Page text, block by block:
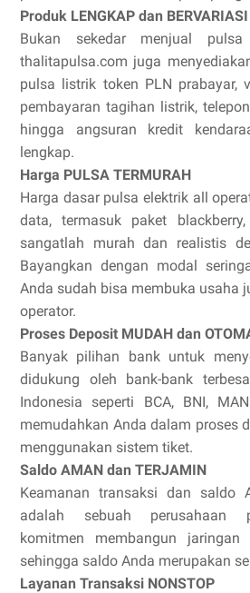
Produk LENGKAP dan BERVARIASI
Bukan sekedar menjual
thalitapulsa.com juga
pulsa listrik token PLN prabayar,
pembayaran tagihan listrik,
hingga angsuran kredit
lengkap.
Harga PULSA TERMURAH
Harga dasar pulsa elektrik all
data, termasuk paket
sangatlah murah dan realistis
Bayangkan dengan modal
Anda sudah bisa membuka usaha
operator.
Proses Deposit MUDAH dan
Banyak pilihan bank untuk
didukung oleh bank-bank
Indonesia seperti BCA, BNI,
memudahkan Anda dalam proses
menggunakan sistem tiket.
Saldo AMAN dan TERJAMIN
Keamanan transaksi dan saldo
adalah sebuah perusahaan
komitmen membangun jaringan
sehingga saldo Anda merupakan
Layanan Transaksi NONSTOP